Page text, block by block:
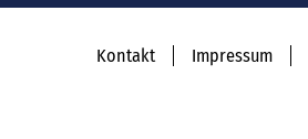
Kontakt Impressum